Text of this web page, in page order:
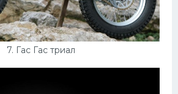
7. Гас Гас триал